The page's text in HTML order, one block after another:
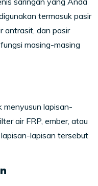
termasuk pasir
antrasit, dan pasir
masing-masing
menyusun lapisan-
air FRP, ember, atau
lapisan tersebut